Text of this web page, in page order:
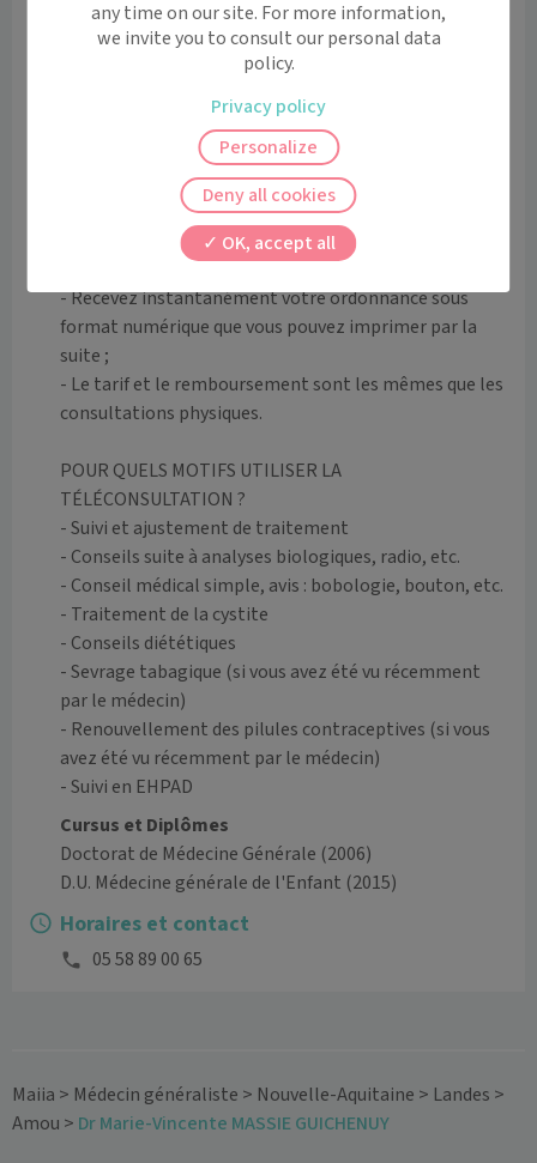
En plus des consultations à son cabinet, le Docteur
propose un service de téléconsultations sur Maiia.
QU'EST-CE-QUE LA TÉLÉCONSULTATION ?
- Consultez simplement votre médecin, en
visioconférence, de façon sécurisée depuis votre
smartphone ou ordinateur, chez vous, au travail ou en
- Transmettez lui directement vos résultats
- Recevez instantanément votre ordonnance sous
format numérique que vous pouvez imprimer par la
suite ;
- Le tarif et le remboursement sont les mêmes que les
consultations physiques.
POUR QUELS MOTIFS UTILISER LA
TÉLÉCONSULTATION ?
- Suivi et ajustement de traitement
- Conseils suite à analyses biologiques, radio, etc.
- Conseil médical simple, avis : bobologie, bouton, etc.
- Traitement de la cystite
- Conseils diététiques
- Sevrage tabagique (si vous avez été vu récemment
par le médecin)
- Renouvellement des pilules contraceptives (si vous
avez été vu récemment par le médecin)
- Suivi en EHPAD
Cursus et Diplômes
Doctorat de Médecine Générale (2006)
D.U. Médecine générale de l'Enfant (2015)
Horaires et contact
05 58 89 00 65
Maiia > Médecin généraliste > Nouvelle-Aquitaine > Landes >
Amou > Dr Marie-Vincente MASSIE GUICHENUY
any time on our site. For more information,
we invite you to consult our personal data
policy.
OK, accept all
Deny all cookies
Personalize
Privacy policy